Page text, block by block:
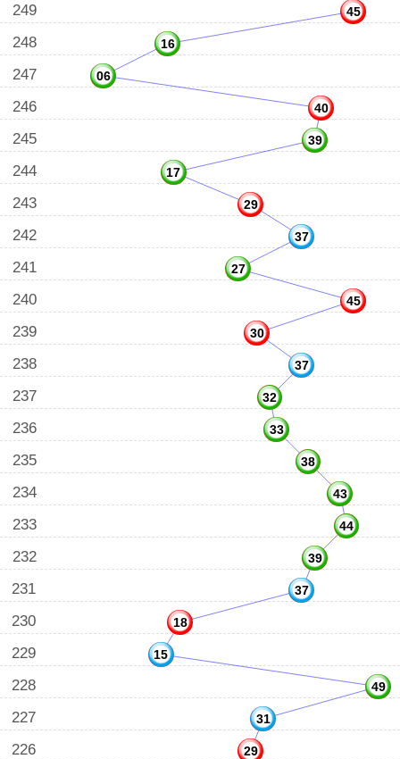
249 45
248 16
247 06
246 40
245 39
244 17
243 29
242 37
241 27
240 45
239 30
238 37
237 32
236 33
235 38
234 43
233 44
232 39
231 37
230 18
229 15
228 49
227 31
226 29